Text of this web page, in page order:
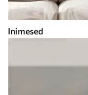
Inimesed